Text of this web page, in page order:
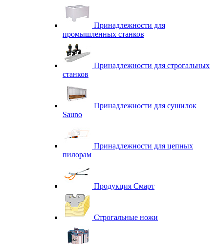
Принадлежности для
промышленных станков
Принадлежности для строгальных
станков
Принадлежности для сушилок
Sauno
Принадлежности для цепных
пилорам
Продукция Смарт
Строгальные ножи